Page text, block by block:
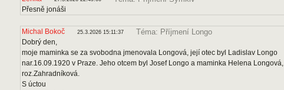
Přesně jonáši
Michal Bokoč 25.3.2026 15:11:37 Téma: Příjmení Longo
Dobrý den,
moje maminka se za svobodna jmenovala Longová, její otec byl Ladislav Longo
nar.16.09.1920 v Praze. Jeho otcem byl Josef Longo a maminka Helena Longová,
roz.Zahradníková.
S úctou